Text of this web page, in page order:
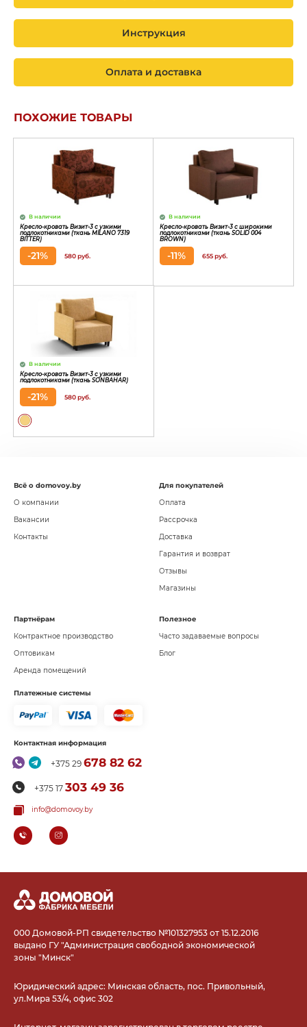
Инструкция
Оплата и доставка
ПОХОЖИЕ ТОВАРЫ
В наличии
Кресло-кровать Визит-3 с узкими
подлокотниками (ткань MILANO 7319
BITTER)
-21% 580 руб.
В наличии
Кресло-кровать Визит-3 с широкими
подлокотниками (ткань SOLID 004
BROWN)
-11% 655 руб.
В наличии
Кресло-кровать Визит-3 с узкими
подлокотниками (ткань SONBAHAR)
-21% 580 руб.
Всё о domovoy.by
О компании
Вакансии
Контакты
Для покупателей
Оплата
Рассрочка
Доставка
Гарантия и возврат
Отзывы
Магазины
Партнёрам
Контрактное производство
Оптовикам
Аренда помещений
Полезное
Часто задаваемые вопросы
Блог
Платежные системы
Контактная информация
+375 29 678 82 62
+375 17 303 49 36
info@domovoy.by
000 Домовой-РП свидетельство №101327953 от 15.12.2016
выдано ГУ "Администрация свободной экономической
зоны "Минск"
Юридический адрес: Минская область, пос. Привольный,
ул.Мира 53/4, офис 302